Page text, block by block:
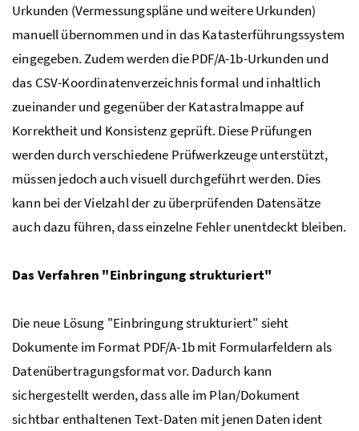
Urkunden (Vermessungspläne und weitere Urkunden)
manuell übernommen und in das Katasterführungssystem
eingegeben. Zudem werden die PDF/A-1b-Urkunden und
das CSV-Koordinatenverzeichnis formal und inhaltlich
zueinander und gegenüber der Katastralmappe auf
Korrektheit und Konsistenz geprüft. Diese Prüfungen
werden durch verschiedene Prüfwerkzeuge unterstützt,
müssen jedoch auch visuell durchgeführt werden. Dies
kann bei der Vielzahl der zu überprüfenden Datensätze
auch dazu führen, dass einzelne Fehler unentdeckt bleiben.
Das Verfahren "Einbringung strukturiert"
Die neue Lösung "Einbringung strukturiert" sieht
Dokumente im Format PDF/A-1b mit Formularfeldern als
Datenübertragungsformat vor. Dadurch kann
sichergestellt werden, dass alle im Plan/Dokument
sichtbar enthaltenen Text-Daten mit jenen Daten ident